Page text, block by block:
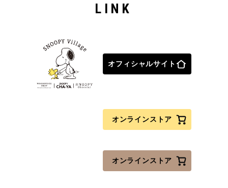
LINK
オフィシャルサイト
オンラインストア
オンラインストア